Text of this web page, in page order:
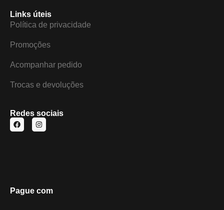
Links úteis
Política de privacidade
Promoções
Acompanhar pedido
Trocas e devoluções
Redes sociais
Pague com